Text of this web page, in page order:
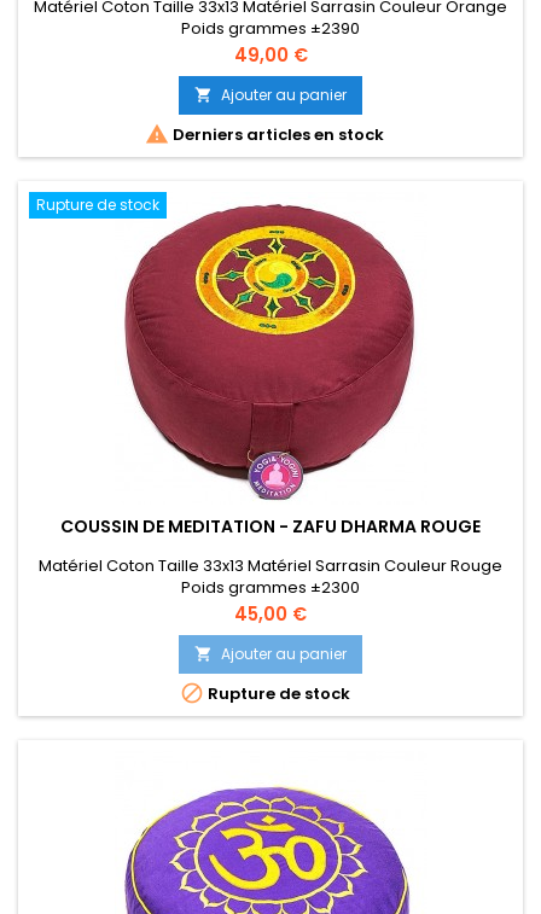
Matériel Coton Taille 33x13 Matériel Sarrasin Couleur Orange
Poids grammes ±2390
Prix
49,00 €
 Ajouter au panier
 Derniers articles en stock
Rupture de stock
COUSSIN DE MEDITATION - ZAFU DHARMA ROUGE
Matériel Coton Taille 33x13 Matériel Sarrasin Couleur Rouge
Poids grammes ±2300
Prix
45,00 €
 Ajouter au panier
 Rupture de stock